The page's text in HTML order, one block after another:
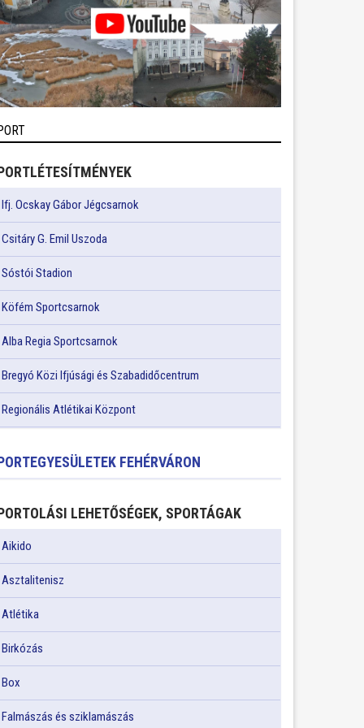
Ifj. Ocskay Gábor Jégcsarnok
Csitáry G. Emil Uszoda
Sóstói Stadion
Köfém Sportcsarnok
Alba Regia Sportcsarnok
Bregyó Közi Ifjúsági és Szabadidőcentrum
Regionális Atlétikai Központ
FEHÉRVÁRON
LEHETŐSÉGEK, SPORTÁGAK
Aikido
Asztalitenisz
Atlétika
Birkózás
Box
Falmászás és sziklamászás